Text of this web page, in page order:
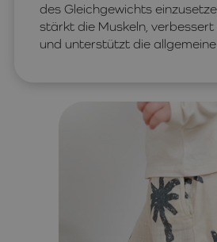
des Gleichgewichts
stärkt die Muskeln,
und unterstützt die